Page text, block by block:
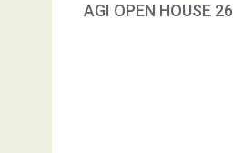
AGI OPEN HOUSE 26